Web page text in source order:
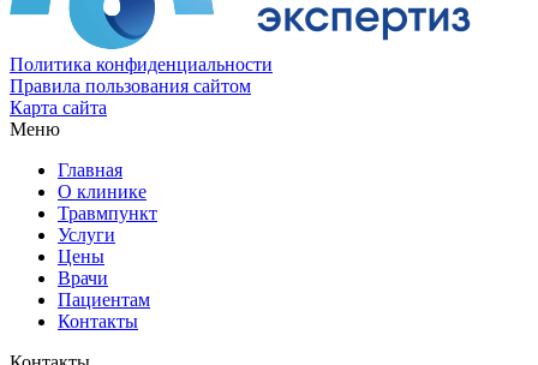
Политика конфиденциальности
Правила пользования сайтом
Карта сайта
Меню
Главная
О клинике
Травмпункт
Услуги
Цены
Врачи
Пациентам
Контакты